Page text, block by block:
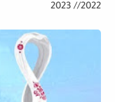
2022// 2023